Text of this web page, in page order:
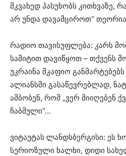
მკვახედ პასუხობს კითხვაზე,
არ უნდა დავამციროთ“
რადიო თავისუფლება: კარს
სამიტით დავიწყოთ – თქვენს
უკრაინა მკაფიო
ალიანსში გასაწევრებლად,
ამბობენ, რომ „ვერ მიიღებენ
ჩაბმული“…
ვიტაუტას ლანდსბერგისი: ეს
სერიოზული ხალხი, დიდი